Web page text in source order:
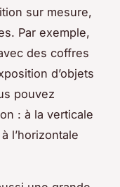
sur mesure,
Par exemple,
des coffres
d’objets
pouvez
: à la verticale
l’horizontale